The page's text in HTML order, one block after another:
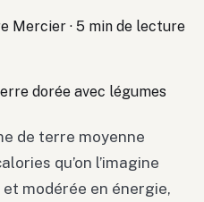
Mercier · 5 min de lecture
de terre moyenne
qu’on l’imagine
modérée en énergie,